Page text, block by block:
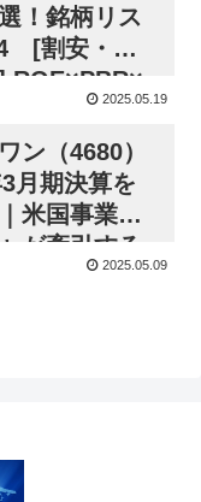
！銘柄リス
[割安・成
ROE×PBR×
ッシュで選
柄（2025年
2025.05.19
ン（4680）
月期決算を
米国事業と
が牽引する
2025.05.09